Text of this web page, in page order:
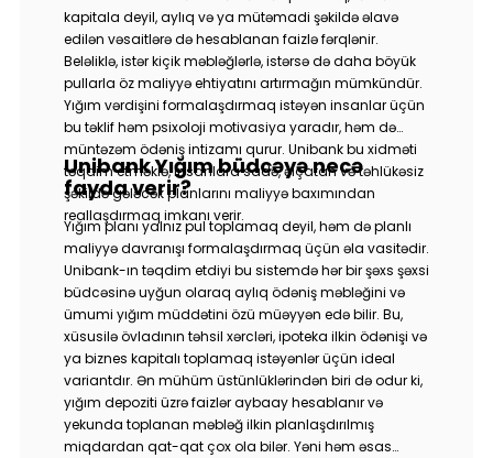
kapitala deyil, aylıq və ya mütəmadi şəkildə əlavə
edilən vəsaitlərə də hesablanan faizlə fərqlənir.
Beləliklə, istər kiçik məbləğlərlə, istərsə də daha böyük
pullarla öz maliyyə ehtiyatını artırmağın mümkündür.
Yığım vərdişini formalaşdırmaq istəyən insanlar üçün
bu təklif həm psixoloji motivasiya yaradır, həm də
müntəzəm ödəniş intizamı qurur. Unibank bu xidməti
təqdim etməklə, insanlara sadə, əlçatan və təhlükəsiz
şəkildə gələcək planlarını maliyyə baxımından
reallaşdırmaq imkanı verir.
Unibank Yığım büdcəyə necə
fayda verir?
Yığım planı yalnız pul toplamaq deyil, həm də planlı
maliyyə davranışı formalaşdırmaq üçün əla vasitədir.
Unibank-ın təqdim etdiyi bu sistemdə hər bir şəxs şəxsi
büdcəsinə uyğun olaraq aylıq ödəniş məbləğini və
ümumi yığım müddətini özü müəyyən edə bilir. Bu,
xüsusilə övladının təhsil xərcləri, ipoteka ilkin ödənişi və
ya biznes kapitalı toplamaq istəyənlər üçün ideal
variantdır. Ən mühüm üstünlüklərindən biri də odur ki,
yığım depoziti üzrə faizlər aybaay hesablanır və
yekunda toplanan məbləğ ilkin planlaşdırılmış
miqdardan qat-qat çox ola bilər. Yəni həm əsas